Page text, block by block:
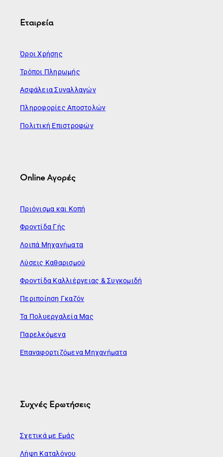
Εταιρεία
Όροι Χρήσης
Τρόποι Πληρωμής
Ασφάλεια Συναλλαγών
Πληροφορίες Αποστολών
Πολιτική Επιστροφών
Online Αγορές
Πριόνισμα και Κοπή
Φροντίδα Γής
Λοιπά Μηχανήματα
Λύσεις Καθαρισμού
Φροντίδα Καλλιέργειας & Συγκομιδή
Περιποίηση Γκαζόν
Τα Πολυεργαλεία Μας
Παρελκόμενα
Επαναφορτιζόμενα Μηχανήματα
Συχνές Ερωτήσεις
Σχετικά με Εμάς
Λήψη Καταλόγου